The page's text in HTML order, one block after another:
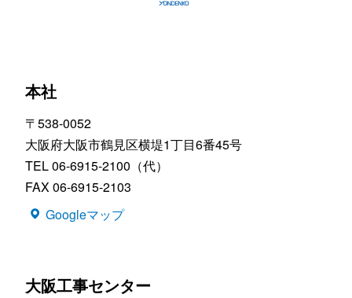
本社
〒538-0052
大阪府大阪市鶴見区横堤1丁目6番45号
TEL 06-6915-2100（代）
FAX 06-6915-2103
Googleマップ
大阪工事センター